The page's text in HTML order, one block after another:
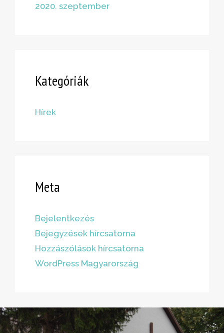
2020. szeptember
Kategóriák
Hírek
Meta
Bejelentkezés
Bejegyzések hírcsatorna
Hozzászólások hírcsatorna
WordPress Magyarország